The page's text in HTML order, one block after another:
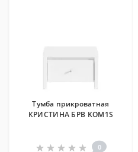
Тумба прикроватная
КРИСТИНА БРВ KOM1S
0